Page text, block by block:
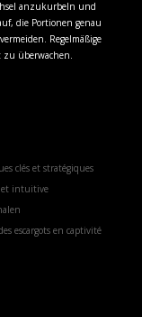
anzukurbeln und
die Portionen genau
Regelmäßige
überwachen.
clés et stratégiques
et intuitive
escargots en captivité